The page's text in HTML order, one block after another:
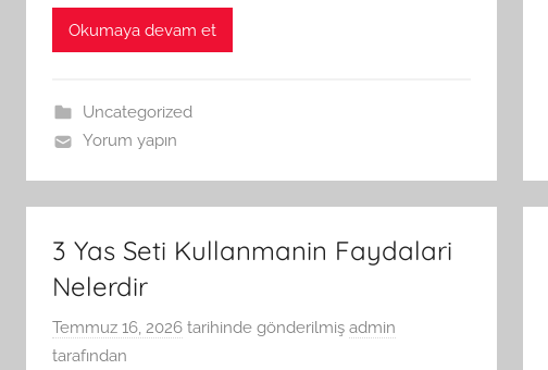
Okumaya devam et
Uncategorized
Yorum yapın
3 Yas Seti Kullanmanin Faydalari
Nelerdir
Temmuz 16, 2026 tarihinde gönderilmiş admin
tarafından